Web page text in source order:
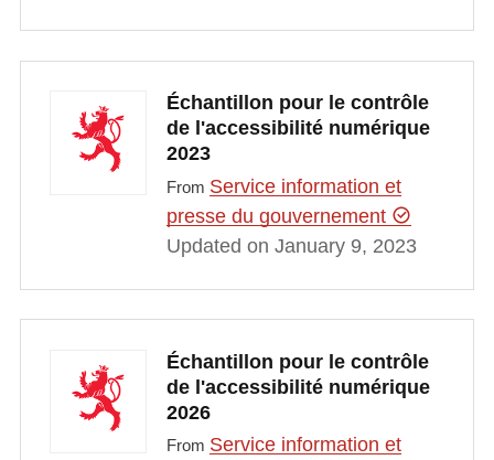
Échantillon pour le contrôle
de l'accessibilité numérique
2023
From Service information et
presse du gouvernement
Updated on January 9, 2023
Échantillon pour le contrôle
de l'accessibilité numérique
2026
From Service information et